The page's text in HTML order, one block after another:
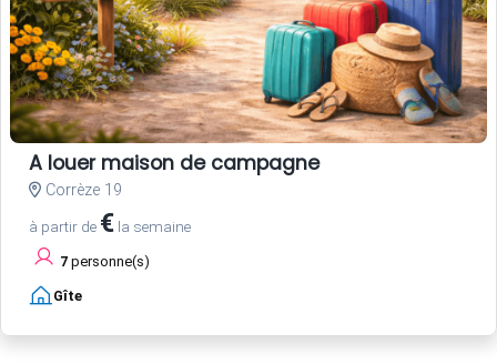
A louer maison de campagne
Corrèze 19
à partir de € la semaine
7 personne(s)
Gîte